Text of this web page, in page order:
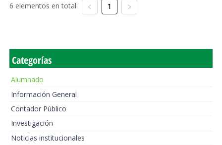
6 elementos en total: 1
Categorías
Alumnado
Información General
Contador Público
Investigación
Noticias institucionales